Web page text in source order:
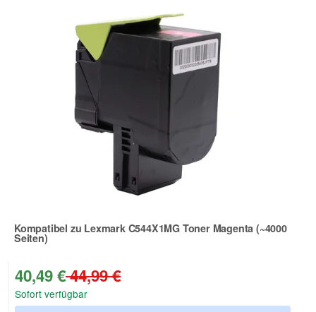
Kompatibel zu Lexmark C544X1MG Toner Magenta (~4000
Seiten)
Zur Artikelbewertung
40,49 €44,99 €
Sofort verfügbar